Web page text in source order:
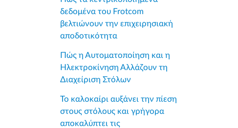
δεδομένα του Frotcom
βελτιώνουν την επιχειρησιακή
αποδοτικότητα
Πώς η Αυτοματοποίηση και η
Ηλεκτροκίνηση Αλλάζουν τη
Διαχείριση Στόλων
Το καλοκαίρι αυξάνει την πίεση
στους στόλους και γρήγορα
αποκαλύπτει τις